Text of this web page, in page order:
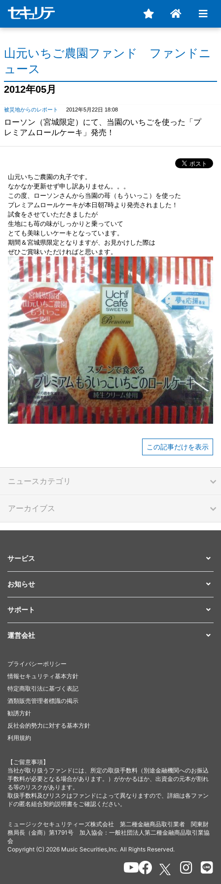
山元いちご農園ファンド ファンドニ
ュース
2012年05月
被災地からのレポート 2012年5月22日 18:08
ローソン（宮城限定）にて、当園のいちごを使った「プ
レミアムロールケーキ」発売！
山元いちご農園の丸子です。
なかなか更新せず申し訳ありません。。。
この度、ローソンさんから当園の苺（もういっこ）を使った
プレミアムロールケーキが本日朝7時より発売されました！
試食をさせていただきましたが
生地にも苺の味がしっかりと乗っていて
とても美味しいケーキとなっています。
期間＆宮城県限定となりますが、お見かけした際は
ぜひご賞味いただければと思います。
この記事だけを表示
ニュースカテゴリ
アーカイブス
サービス
お知らせ
サポート
運営会社
プライバシーポリシー
情報セキュリティ基本方針
特定商取引法に基づく表記
酒類販売管理者標識の掲示
勧誘方針
反社会的勢力に対する基本方針
利用規約
【ご留意事項】
当社が取り扱うファンドには、所定の取扱手数料（別途金融機関へのお振込
手数料が必要となる場合があります。）がかかるほか、出資金の元本が割れ
る等のリスクがあります。
取扱手数料及びリスクはファンドによって異なりますので、詳細は各ファン
ドの匿名組合契約説明書をご確認ください。
ミュージックセキュリティーズ株式会社 第二種金融商品取引業者 関東財
務局長（金商）第1791号 加入協会：一般社団法人第二種金融商品取引業協
会
Copyright (C) 2026 Music Securities,Inc. All Rights Reserved.